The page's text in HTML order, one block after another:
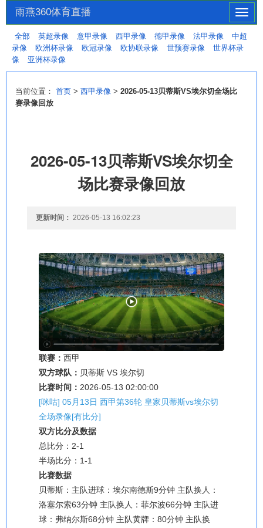
切
换
导
航
雨燕360体育直播
全部 英超录像 意甲录像 西甲录像 德甲录像 法甲录像
中超
录像
欧洲杯录像 欧冠录像 欧协联录像 世预赛录像
世界杯录
像
亚洲杯录像
当前位置： 首页 > 西甲录像 > 2026-05-13贝蒂斯VS埃尔切全场比
赛录像回放
2026-05-13贝蒂斯VS埃尔切全
场比赛录像回放
更新时间： 2026-05-13 16:02:23
联赛： 西甲
双方球队： 贝蒂斯 VS 埃尔切
比赛时间： 2026-05-13 02:00:00
[咪咕] 05月13日 西甲第36轮 皇家贝蒂斯vs埃尔切
全场录像[有比分]
双方比分及数据
总比分：2-1
半场比分：1-1
比赛数据
贝蒂斯：主队进球：埃尔南德斯9分钟 主队换人：
洛塞尔索63分钟 主队换人：菲尔波66分钟 主队进
球：弗纳尔斯68分钟 主队黄牌：80分钟 主队换